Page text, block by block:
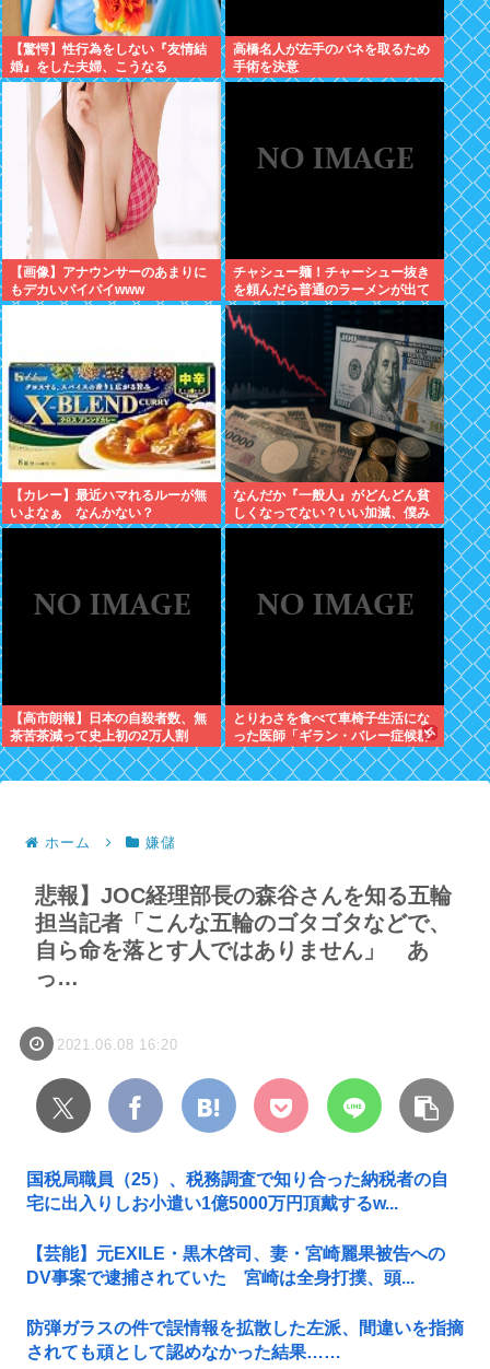
【驚愕】性行為をしない『友情結
婚』をした夫婦、こうなる
⇒･･･！！！
高橋名人が左手のバネを取るため
手術を決意
【画像】アナウンサーのあまりに
もデカいパイパイwww
チャシュー麺！チャーシュー抜き
を頼んだら普通のラーメンが出て
きたんだが、これっておかしくね
え？
【カレー】最近ハマれるルーが無
いよなぁ なんかない？
なんだか『一般人』がどんどん貧
しくなってない？いい加減、僕み
たいに副業したら？週に2日休む
【高市朗報】日本の自殺者数、無
茶苦茶減って史上初の2万人割
れ。無茶苦茶生きやすい国になっ
てる件www
とりわさを食べて車椅子生活にな
った医師「ギラン・バレー症候群
になって本当に絶望。死んだ方が
良かったと思った」
ホーム 嫌儲
悲報】JOC経理部長の森谷さんを知る五輪
担当記者「こんな五輪のゴタゴタなどで、
自ら命を落とす人ではありません」 あ
っ…
2021.06.08 16:20
国税局職員（25）、税務調査で知り合った納税者の自
宅に出入りしお小遣い1億5000万円頂戴するw...
【芸能】元EXILE・黒木啓司、妻・宮崎麗果被告への
DV事案で逮捕されていた 宮崎は全身打撲、頭...
防弾ガラスの件で誤情報を拡散した左派、間違いを指摘
されても頑として認めなかった結果……